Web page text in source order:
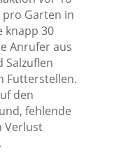
pro Garten in
knapp 30
Anrufer aus
Salzuflen
Futterstellen.
den
fehlende
Verlust